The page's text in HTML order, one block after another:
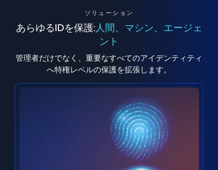
ソリューション
あらゆるIDを保護: 人間、マシン、エージェ
ント
管理者だけでなく、重要なすべてのアイデンティティ
へ特権レベルの保護を拡張します。